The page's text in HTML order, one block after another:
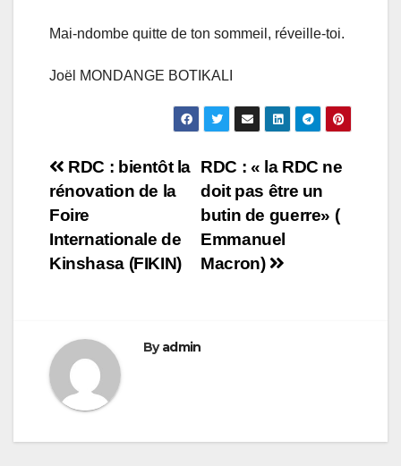
Mai-ndombe quitte de ton sommeil, réveille-toi.
Joël MONDANGE BOTIKALI
Navigation
de
l’article
RDC : « la RDC ne
doit pas être un
butin de guerre» (
Emmanuel
Macron)
RDC : bientôt la
rénovation de la
Foire
Internationale de
Kinshasa (FIKIN)
Byadmin